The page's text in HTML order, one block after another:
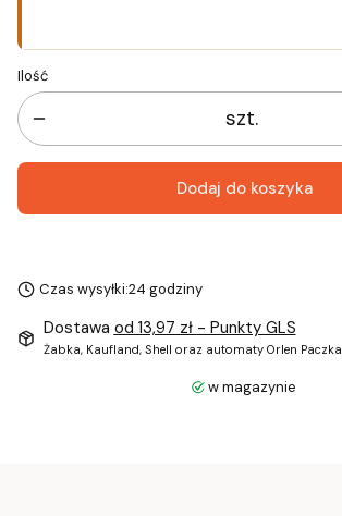
Ilość
szt.
Dodaj do koszyka
Czas wysyłki:24 godziny
Dostawa od 13,97 zł - Punkty GLS
Żabka, Kaufland, Shell oraz automaty Orlen Paczka
w magazynie